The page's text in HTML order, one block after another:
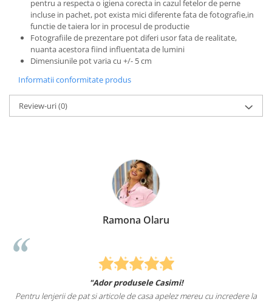
pentru a respecta o igiena corecta in cazul fetelor de perne
incluse in pachet, pot exista mici diferente fata de fotografie,in
functie de taiera lor in procesul de productie
Fotografiile de prezentare pot diferi usor fata de realitate,
nuanta acestora fiind influentata de lumini
Dimensiunile pot varia cu +/- 5 cm
Informatii conformitate produs
Review-uri(0)
Ramona Olaru
"Ador produsele Casimi!
Pentru lenjerii de pat si articole de casa apelez mereu cu incredere la